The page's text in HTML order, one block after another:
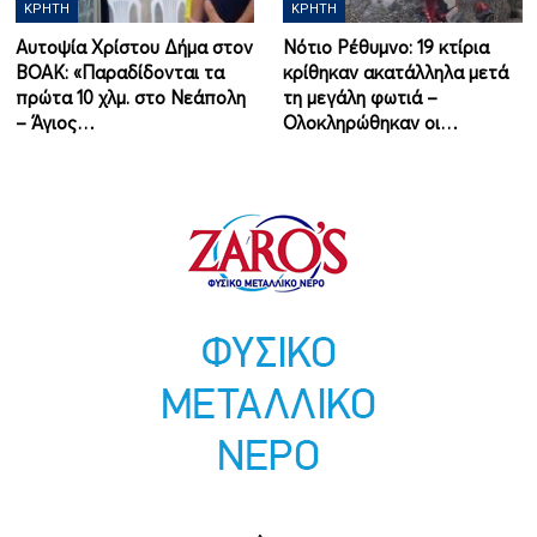
ΚΡΉΤΗ
Αυτοψία Χρίστου Δήμα στον
ΒΟΑΚ: «Παραδίδονται τα
πρώτα 10 χλμ. στο Νεάπολη
– Άγιος…
ΚΡΉΤΗ
Νότιο Ρέθυμνο: 19 κτίρια
κρίθηκαν ακατάλληλα μετά
τη μεγάλη φωτιά –
Ολοκληρώθηκαν οι…